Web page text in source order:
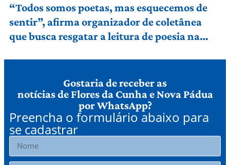
“Todos somos poetas, mas esquecemos de
sentir”, afirma organizador de coletânea
que busca resgatar a leitura de poesia na
Gostaria de receber as
notícias de Flores da Cunha e Nova Pádua
por WhatsApp?
Preencha o formulário abaixo para
se cadastrar